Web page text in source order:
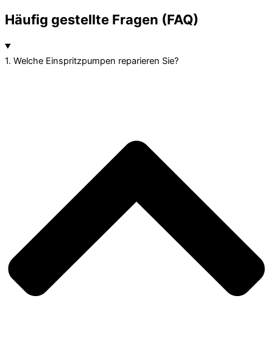
Häufig gestellte Fragen (FAQ)
1. Welche Einspritzpumpen reparieren Sie?